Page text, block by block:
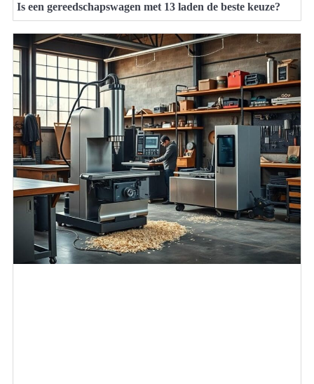
Is een gereedschapswagen met 13 laden de beste keuze?